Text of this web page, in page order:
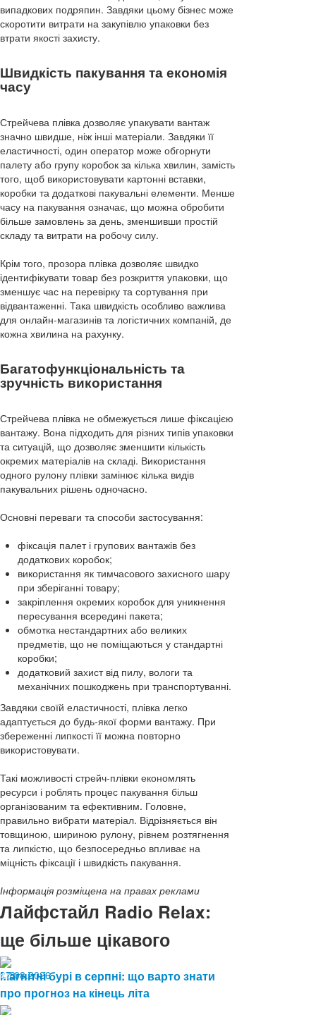
випадкових подряпин. Завдяки цьому бізнес може
скоротити витрати на закупівлю упаковки без
втрати якості захисту.
Швидкість пакування та економія
часу
Стрейчева плівка дозволяє упакувати вантаж
значно швидше, ніж інші матеріали. Завдяки її
еластичності, один оператор може обгорнути
палету або групу коробок за кілька хвилин, замість
того, щоб використовувати картонні вставки,
коробки та додаткові пакувальні елементи. Менше
часу на пакування означає, що можна обробити
більше замовлень за день, зменшивши простій
складу та витрати на робочу силу.
Крім того, прозора плівка дозволяє швидко
ідентифікувати товар без розкриття упаковки, що
зменшує час на перевірку та сортування при
відвантаженні. Така швидкість особливо важлива
для онлайн-магазинів та логістичних компаній, де
кожна хвилина на рахунку.
Багатофункціональність та
зручність використання
Стрейчева плівка не обмежується лише фіксацією
вантажу. Вона підходить для різних типів упаковки
та ситуацій, що дозволяє зменшити кількість
окремих матеріалів на складі. Використання
одного рулону плівки замінює кілька видів
пакувальних рішень одночасно.
Основні переваги та способи застосування:
фіксація палет і групових вантажів без
додаткових коробок;
використання як тимчасового захисного шару
при зберіганні товару;
закріплення окремих коробок для уникнення
пересування всередині пакета;
обмотка нестандартних або великих
предметів, що не поміщаються у стандартні
коробки;
додатковий захист від пилу, вологи та
механічних пошкоджень при транспортуванні.
Завдяки своїй еластичності, плівка легко
адаптується до будь-якої форми вантажу. При
збереженні липкості її можна повторно
використовувати.
Такі можливості стрейч-плівки економлять
ресурси і роблять процес пакування більш
організованим та ефективним. Головне,
правильно вибрати матеріал. Відрізняється він
товщиною, шириною рулону, рівнем розтягнення
та липкістю, що безпосередньо впливає на
міцність фіксації і швидкість пакування.
Інформація розміщена на правах реклами
Лайфстайл Radio Relax:
ще більше цікавого
07.08.2026
8
Магнітні бурі в серпні: що варто знати
про прогноз на кінець літа